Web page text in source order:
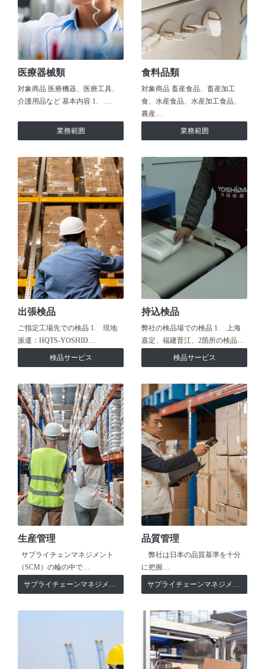
医療器械類
対象商品 医療機器、医療工具、
介護用品など 基本内容 1. …
業務範囲
食料品類
対象商品 畜産食品、畜産加工
食、水産食品、水産加工食品、
農産…
業務範囲
出張検品
ご指定工場先での検品 1. 現地
派遣：HQTS-YOSHID…
検品サービス
持込検品
弊社の検品場での検品 1. 上海
嘉定、福建晋江、2箇所の検品…
検品サービス
生産管理
サプライチェンマネジメント
（SCM）の輪の中で…
サプライチェーンマネジメント
品質管理
弊社は日本の品質基準を十分
に把握…
サプライチェーンマネジメント